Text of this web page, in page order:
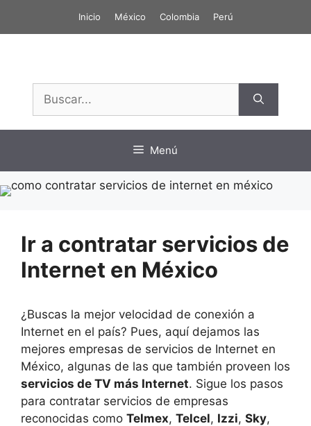
Inicio México Colombia Perú
Menú
Ir a contratar servicios de
Internet en México
¿Buscas la mejor velocidad de conexión a
Internet en el país? Pues, aquí dejamos las
mejores empresas de servicios de Internet en
México, algunas de las que también proveen los
servicios de TV más Internet. Sigue los pasos
para contratar servicios de empresas
reconocidas como Telmex, Telcel, Izzi, Sky,